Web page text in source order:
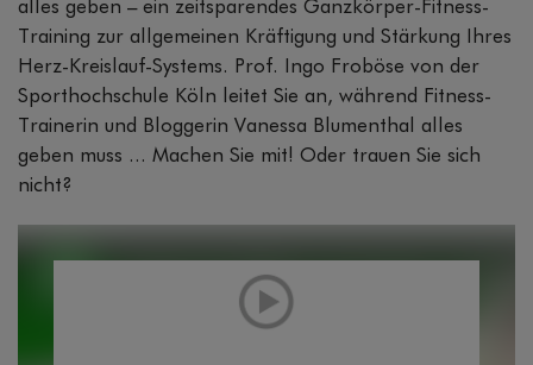
alles geben – ein zeitsparendes Ganzkörper-Fitness-
Training zur allgemeinen Kräftigung und Stärkung Ihres
Herz-Kreislauf-Systems. Prof. Ingo Froböse von der
Sporthochschule Köln leitet Sie an, während Fitness-
Trainerin und Bloggerin Vanessa Blumenthal alles
geben muss ... Machen Sie mit! Oder trauen Sie sich
nicht?